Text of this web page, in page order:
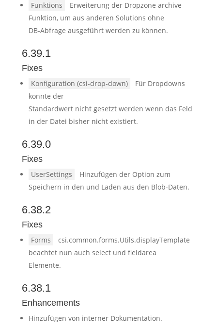
Funktions
Erweiterung der Dropzone archive
Funktion, um aus anderen Solutions ohne
DB-Abfrage ausgeführt werden zu können.
6.39.1
Fixes
Konfiguration (csi-drop-down)
Für Dropdowns
konnte der
Standardwert nicht gesetzt werden wenn das Feld
in der Datei bisher nicht existiert.
6.39.0
Fixes
UserSettings
Hinzufügen der Option zum
Speichern in den und Laden aus den Blob-Daten.
6.38.2
Fixes
Forms
csi.common.forms.Utils.displayTemplate
beachtet nun auch select und fieldarea
Elemente.
6.38.1
Enhancements
Hinzufügen von interner Dokumentation.